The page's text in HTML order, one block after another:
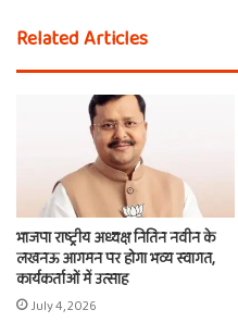
Related Articles
भाजपा राष्ट्रीय अध्यक्ष नितिन नवीन के
लखनऊ आगमन पर होगा भव्य स्वागत,
कार्यकर्ताओं में उत्साह
July 4, 2026